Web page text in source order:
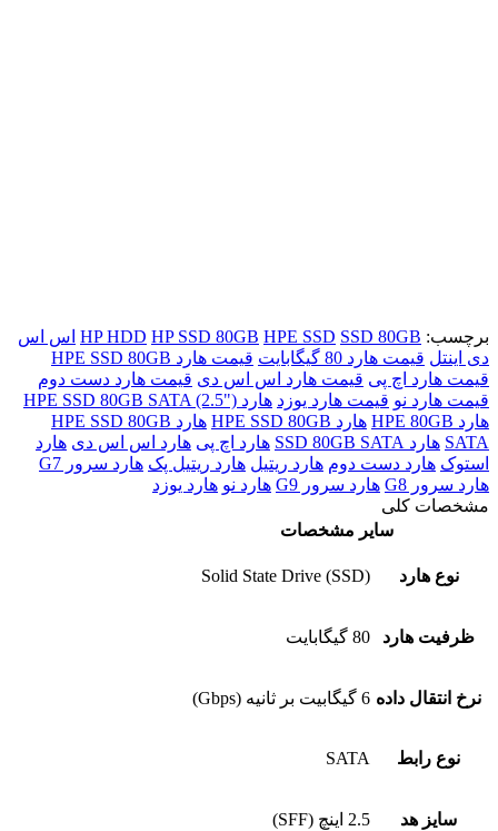
برچسب: HP HDD HP SSD 80GB HPE SSD SSD 80GB
اس اس
دی اینتل قیمت هارد 80 گیگابایت
قیمت هارد HPE SSD 80GB
قیمت هارد اچ پی قیمت هارد اس اس دی قیمت هارد دست دوم
قیمت هارد نو قیمت هارد یوزد هارد ("HPE SSD 80GB SATA (2.5
هارد HPE 80GB
هارد HPE SSD 80GB
هارد HPE SSD 80GB
SATA هارد SSD 80GB SATA هارد اچ پی هارد اس اس دی هارد
استوک هارد دست دوم هارد ریتیل هارد ریتیل پک هارد سرور G7
هارد سرور G8
هارد سرور G9 هارد نو هارد یوزد
مشخصات کلی
سایر مشخصات
نوع هارد (Solid State Drive (SSD
ظرفیت هارد 80 گیگابایت
نرخ انتقال داده 6 گیگابیت بر ثانیه (Gbps)
نوع رابط SATA
سایز هد 2.5 اینچ (SFF)